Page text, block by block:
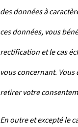
des données à
ces données, vous
rectification et le cas
vous concernant.
retirer votre
En outre et excepté le